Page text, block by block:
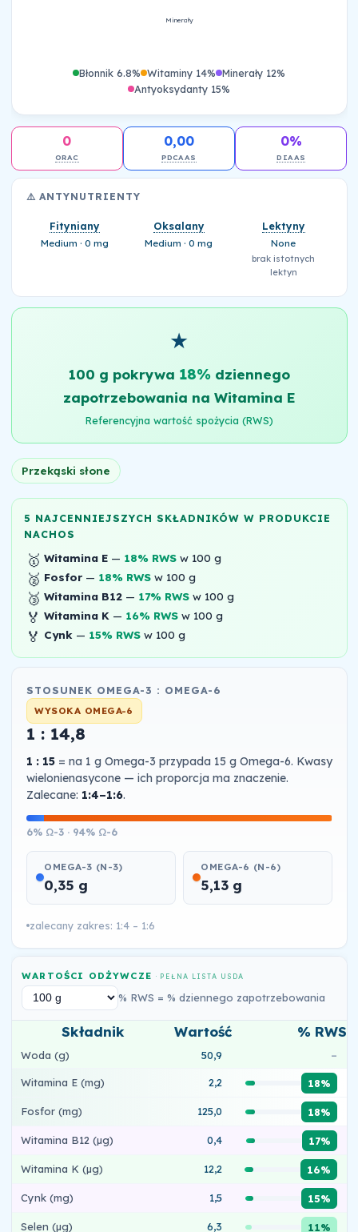
Minerały
Błonnik 6.8% Witaminy 14% Minerały 12%
Antyoksydanty 15%
0
ORAC
0,00
PDCAAS
0%
DIAAS
⚠️ ANTYNUTRIENTY
Fityniany
Medium · 0 mg
Oksalany
Medium · 0 mg
Lektyny
None
brak istotnych
lektyn
★
100 g pokrywa 18%dziennego
zapotrzebowania na Witamina E
Referencyjna wartość spożycia (RWS)
Przekąski słone
5 NAJCENNIEJSZYCH SKŁADNIKÓW W PRODUKCIE
NACHOS
🥇 Witamina E— 18% RWSw 100 g
🥈 Fosfor— 18% RWSw 100 g
🥉 Witamina B12— 17% RWSw 100 g
🏅 Witamina K — 16% RWSw 100 g
🏅 Cynk— 15% RWSw 100 g
STOSUNEK OMEGA-3 : OMEGA-6
WYSOKA OMEGA-6
1 : 14,8
1 : 15= na 1 g Omega-3 przypada 15 g Omega-6. Kwasy
wielonienasycone — ich proporcja ma znaczenie.
Zalecane: 1:4–1:6.
6% Ω-3 · 94% Ω-6
OMEGA-3 (N-3)
0,35 g
OMEGA-6 (N-6)
5,13 g
zalecany zakres: 1:4 – 1:6
WARTOŚCI ODŻYWCZE· PEŁNA LISTA USDA
% RWS = % dziennego zapotrzebowania
Składnik Wartość % RWS
Woda (g) 50,9 –
Witamina E (mg) 2,2 18%
Fosfor (mg) 125,0 18%
Witamina B12 (µg) 0,4 17%
Witamina K (µg) 12,2 16%
Cynk (mg) 1,5 15%
Selen (µg) 6,3 11%